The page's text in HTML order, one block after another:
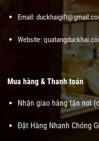
Email:
Website:
Mua hàng & Thanh toán
Nhận giao hàng tận nơi
Đặt Hàng Nhanh Chóng